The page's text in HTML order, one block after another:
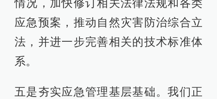
情况，加快修订相关法律法规和各类
应急预案，推动自然灾害防治综合立
法，并进一步完善相关的技术标准体
系。
五是夯实应急管理基层基础。我们正